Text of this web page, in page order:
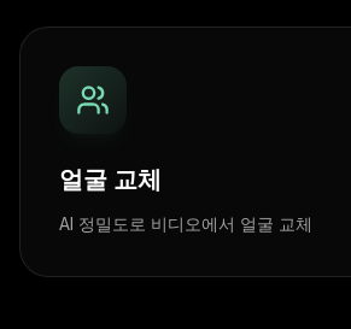
얼굴 교체
AI 정밀도로 비디오에서 얼굴 교체